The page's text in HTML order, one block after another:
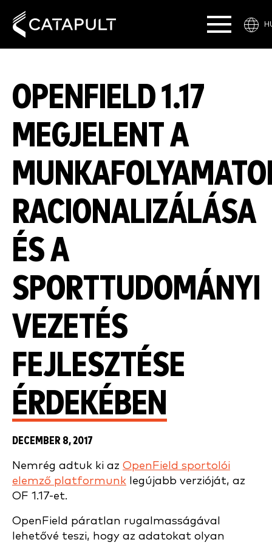
OPENFIELD 1.17
MEGJELENT A
RACIONALIZÁLÁSA
ÉS A
SPORTTUDOMÁNYI
VEZETÉS
FEJLESZTÉSE
ÉRDEKÉBEN
DECEMBER 8, 2017
Nemrég adtuk ki az OpenField sportolói
elemző platformunk legújabb verzióját, az
OF 1.17-et.
OpenField páratlan rugalmasságával
lehetővé teszi, hogy az adatokat olyan